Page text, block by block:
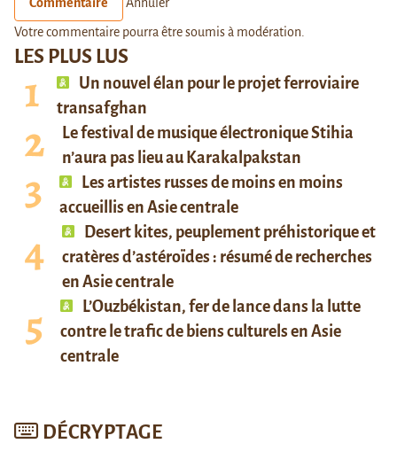
LES PLUS LUS
Un nouvel élan pour le projet ferroviaire
transafghan
Le festival de musique électronique Stihia
n’aura pas lieu au Karakalpakstan
Les artistes russes de moins en moins
accueillis en Asie centrale
Desert kites, peuplement préhistorique et
cratères d’astéroïdes : résumé de recherches
en Asie centrale
L’Ouzbékistan, fer de lance dans la lutte
contre le trafic de biens culturels en Asie
centrale
DÉCRYPTAGE
Votre commentaire pourra être soumis à modération.